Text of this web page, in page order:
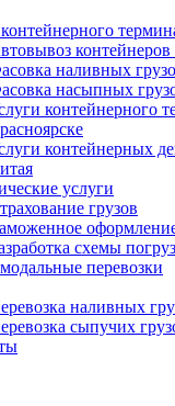
наливных
насыпных
контейнерного
контейнерных
услуги
грузов
схемы
перевозки
наливных
сыпучих